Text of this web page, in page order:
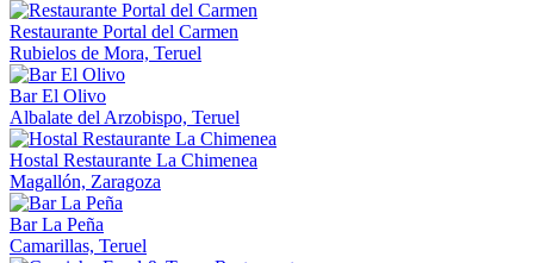
Restaurante Portal del Carmen
Rubielos de Mora, Teruel
Bar El Olivo
Albalate del Arzobispo, Teruel
Hostal Restaurante La Chimenea
Magallón, Zaragoza
Bar La Peña
Camarillas, Teruel